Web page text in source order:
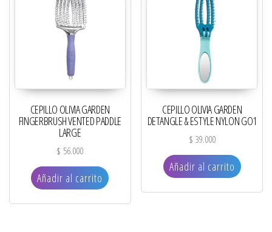
CEPILLO OLIVIA GARDEN
FINGERBRUSH VENTED PADDLE
LARGE
$ 56.000
Añadir al carrito
CEPILLO OLIVIA GARDEN
DETANGLE & ESTYLE NYLON GO1
$ 39.000
Añadir al carrito